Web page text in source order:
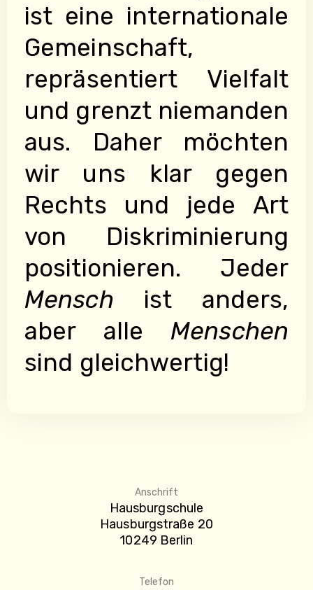
ist eine internationale
Gemeinschaft,
repräsentiert Vielfalt
und grenzt niemanden
aus. Daher möchten
wir uns klar gegen
Rechts und jede Art
von Diskriminierung
positionieren. Jeder
Mensch ist anders,
aber alle Menschen
sind gleichwertig!
Anschrift
Hausburgschule
Hausburgstraße 20
10249 Berlin
Telefon